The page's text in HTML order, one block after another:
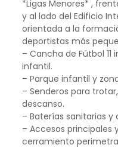
*Ligas Menores* ,
y al lado del Edificio
orientada a la
deportistas más
– Cancha de Fútbol
infantil.
– Parque infantil y
– Senderos para
descanso.
– Baterías sanitarias y
– Accesos principales
cerramiento